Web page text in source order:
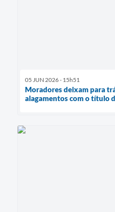
05 JUN 2026 - 15h51
Moradores deixam para
alagamentos com o título